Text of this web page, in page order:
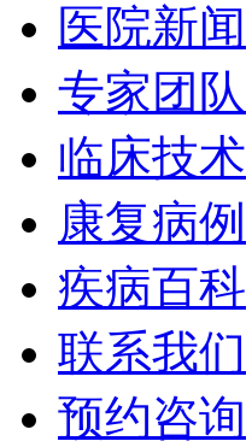
医院新闻
专家团队
临床技术
康复病例
疾病百科
联系我们
预约咨询